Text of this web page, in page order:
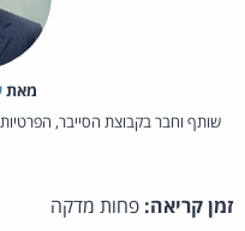
מאת‏
שותף וחבר בקבוצת הסייבר,
זמן קריאה: פחות מדקה